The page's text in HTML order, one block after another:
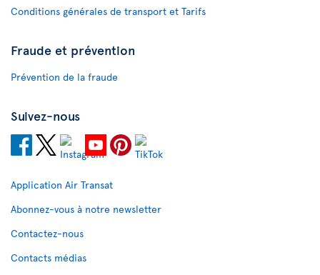
Conditions générales de transport et Tarifs
Fraude et prévention
Prévention de la fraude
Suivez-nous
Application Air Transat
Abonnez-vous à notre newsletter
Contactez-nous
Contacts médias